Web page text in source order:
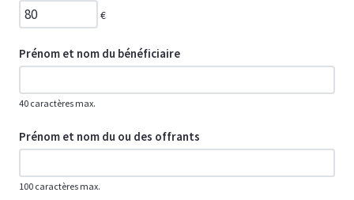
€
Prénom et nom du bénéficiaire
40 caractères max.
Prénom et nom du ou des offrants
100 caractères max.